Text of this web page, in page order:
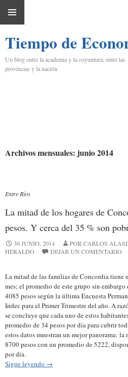
PRINCIPAL
CONTENIDO
Tiempo de
Un blog entre la academia y la coyuntura; entre las
provincias y la nación
Archivos mensuales: junio 2014
Entre Ríos
La mitad de los hogares de
pesos. Y cerca del 35 % son
30 JUNIO, 2014
POR CARLOS
HERALDO
DEJAR UN COMENTARIO
La mitad de las familias de Concordia tiene
mes; el promedio de este grupo sin embargo
4085 pesos según la última Encuesta
Indec para el Primer Trimestre del año. A
se concluye que cada uno de estos
promedio de 34 pesos por día para cubrir
estos datos muestran un mejor panorama: la
8700 pesos con un promedio de 5222,
por día.
Sigue leyendo →